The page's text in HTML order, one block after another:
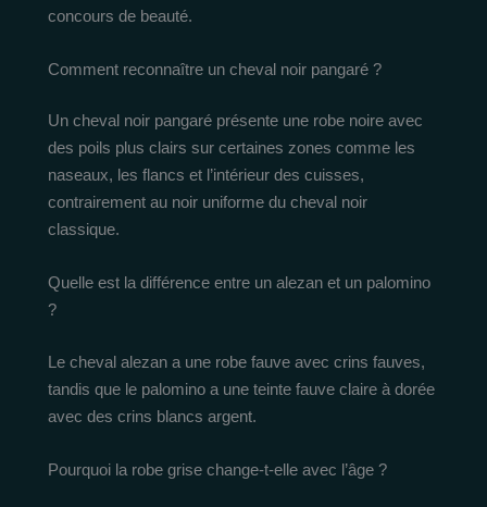
concours de beauté.
Comment reconnaître un cheval noir pangaré ?
Un cheval noir pangaré présente une robe noire avec
des poils plus clairs sur certaines zones comme les
naseaux, les flancs et l’intérieur des cuisses,
contrairement au noir uniforme du cheval noir
classique.
Quelle est la différence entre un alezan et un palomino
?
Le cheval alezan a une robe fauve avec crins fauves,
tandis que le palomino a une teinte fauve claire à dorée
avec des crins blancs argent.
Pourquoi la robe grise change-t-elle avec l’âge ?